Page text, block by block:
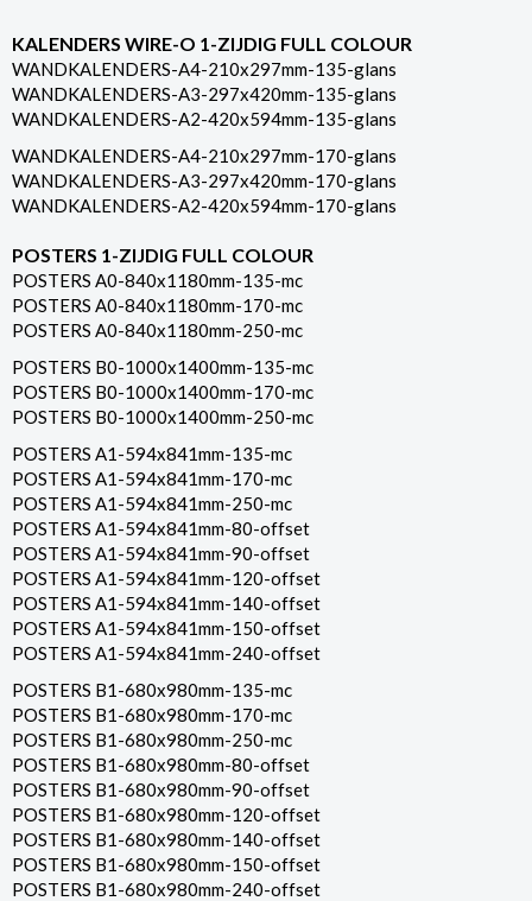
KALENDERS WIRE-O 1-ZIJDIG FULL COLOUR
WANDKALENDERS-A4-210x297mm-135-glans
WANDKALENDERS-A3-297x420mm-135-glans
WANDKALENDERS-A2-420x594mm-135-glans
WANDKALENDERS-A4-210x297mm-170-glans
WANDKALENDERS-A3-297x420mm-170-glans
WANDKALENDERS-A2-420x594mm-170-glans
POSTERS 1-ZIJDIG FULL COLOUR
POSTERS A0-840x1180mm-135-mc
POSTERS A0-840x1180mm-170-mc
POSTERS A0-840x1180mm-250-mc
POSTERS B0-1000x1400mm-135-mc
POSTERS B0-1000x1400mm-170-mc
POSTERS B0-1000x1400mm-250-mc
POSTERS A1-594x841mm-135-mc
POSTERS A1-594x841mm-170-mc
POSTERS A1-594x841mm-250-mc
POSTERS A1-594x841mm-80-offset
POSTERS A1-594x841mm-90-offset
POSTERS A1-594x841mm-120-offset
POSTERS A1-594x841mm-140-offset
POSTERS A1-594x841mm-150-offset
POSTERS A1-594x841mm-240-offset
POSTERS B1-680x980mm-135-mc
POSTERS B1-680x980mm-170-mc
POSTERS B1-680x980mm-250-mc
POSTERS B1-680x980mm-80-offset
POSTERS B1-680x980mm-90-offset
POSTERS B1-680x980mm-120-offset
POSTERS B1-680x980mm-140-offset
POSTERS B1-680x980mm-150-offset
POSTERS B1-680x980mm-240-offset